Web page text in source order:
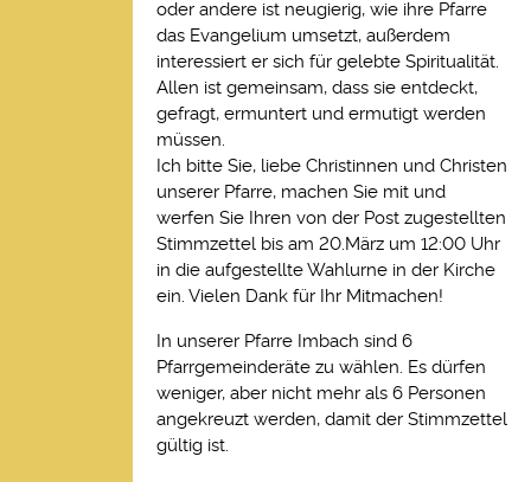
oder andere ist neugierig, wie ihre Pfarre
das Evangelium umsetzt, außerdem
interessiert er sich für gelebte Spiritualität.
Allen ist gemeinsam, dass sie entdeckt,
gefragt, ermuntert und ermutigt werden
müssen.
Ich bitte Sie, liebe Christinnen und Christen
unserer Pfarre, machen Sie mit und
werfen Sie Ihren von der Post zugestellten
Stimmzettel bis am 20.März um 12:00 Uhr
in die aufgestellte Wahlurne in der Kirche
ein. Vielen Dank für Ihr Mitmachen!
In unserer Pfarre Imbach sind 6
Pfarrgemeinderäte zu wählen. Es dürfen
weniger, aber nicht mehr als 6 Personen
angekreuzt werden, damit der Stimmzettel
gültig ist.